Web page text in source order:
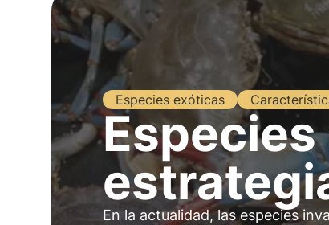
Especies exóticas
En la actualidad, las especies